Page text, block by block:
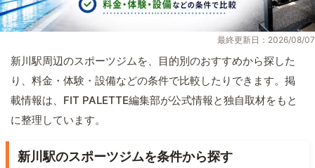
最終更新日：2026/08/07
新川駅周辺のスポーツジムを、目的別のおすすめから探した
り、料金・体験・設備などの条件で比較したりできます。掲
載情報は、FIT PALETTE編集部が公式情報と独自取材をもと
に整理しています。
新川駅のスポーツジムを条件から探す